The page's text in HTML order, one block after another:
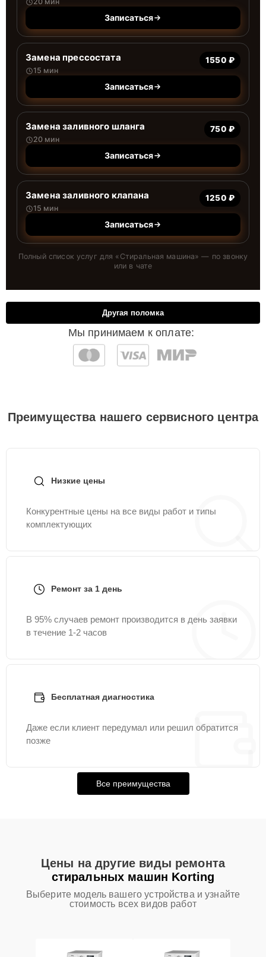
Записаться
Замена прессостата
15 мин
1550 ₽
Записаться
Замена заливного шланга
20 мин
750 ₽
Записаться
Замена заливного клапана
15 мин
1250 ₽
Записаться
Полный список услуг для « Стиральная машина» — по звонку
или в чате
Мы принимаем к оплате:
Другая поломка
Преимущества нашего сервисного центра
Низкие цены
Конкурентные цены на все виды работ и типы
комплектующих
Ремонт за 1 день
В 95% случаев ремонт производится в день заявки
в течение 1-2 часов
Бесплатная диагностика
Даже если клиент передумал или решил обратится
позже
Все преимущества
Цены на другие виды ремонта
стиральных машин Korting
Выберите модель вашего устройства и узнайте
стоимость всех видов работ